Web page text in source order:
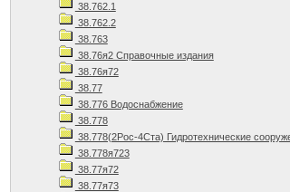
38.762.1
38.762.2
38.763
38.76я2 Справочные издания
38.76я72
38.77
38.776 Водоснабжение
38.778
38.778(2Рос-4Ста) Гидротехнические
38.778я723
38.77я72
38.77я73